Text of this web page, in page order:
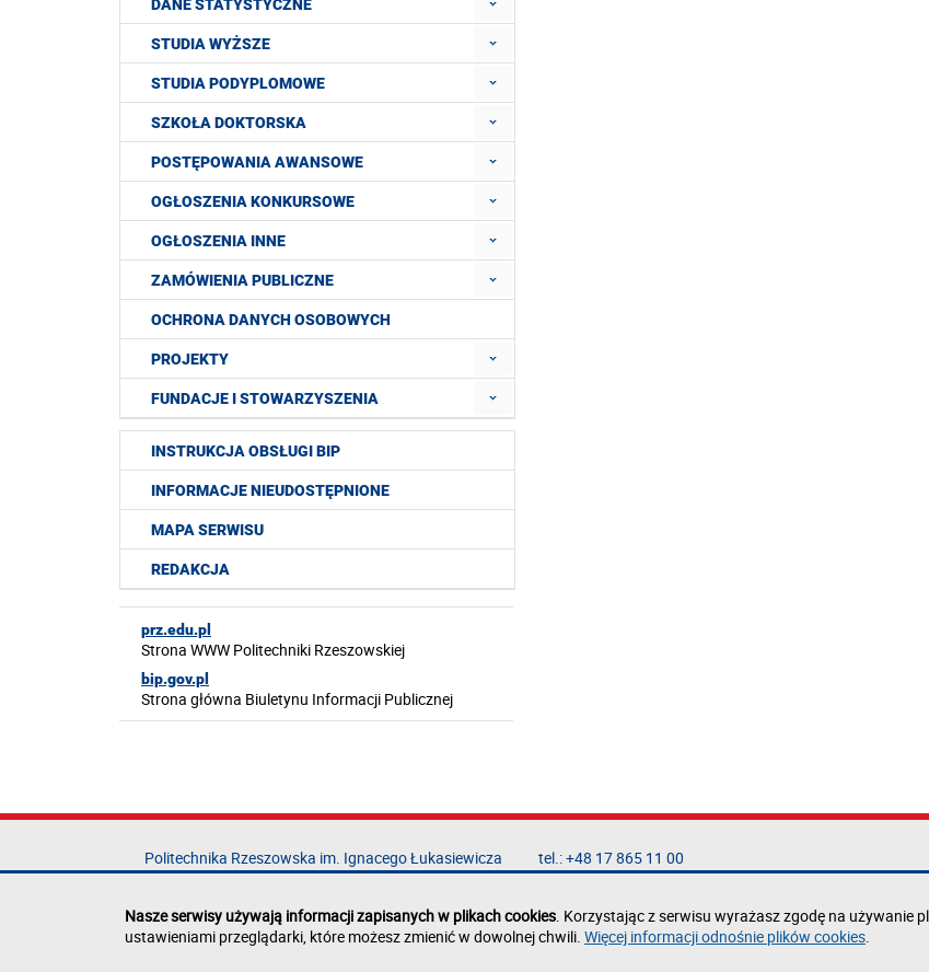
DANE STATYSTYCZNE
STUDIA WYŻSZE
STUDIA PODYPLOMOWE
SZKOŁA DOKTORSKA
POSTĘPOWANIA AWANSOWE
OGŁOSZENIA KONKURSOWE
OGŁOSZENIA INNE
ZAMÓWIENIA PUBLICZNE
OCHRONA DANYCH OSOBOWYCH
PROJEKTY
FUNDACJE I STOWARZYSZENIA
INSTRUKCJA OBSŁUGI BIP
INFORMACJE NIEUDOSTĘPNIONE
MAPA SERWISU
REDAKCJA
prz.edu.pl
Strona WWW Politechniki Rzeszowskiej
bip.gov.pl
Strona główna Biuletynu Informacji Publicznej
Politechnika Rzeszowska im. Ignacego Łukasiewicza
al. Powstańców Warszawy 12
tel.: +48 17 865 11 00
fax: +48 17 854 12 60
Nasze serwisy używają informacji zapisanych w plikach cookies. Korzystając z serwisu wyrażasz zgodę na używanie
ustawieniami przeglądarki, które możesz zmienić w dowolnej chwili. Więcej informacji odnośnie plików cookies.